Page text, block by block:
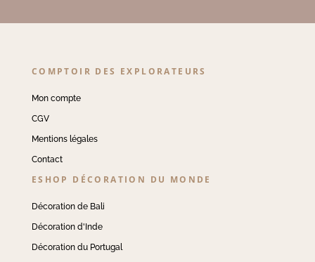
COMPTOIR DES EXPLORATEURS
Mon compte
CGV
Mentions légales
Contact
ESHOP DÉCORATION DU MONDE
Décoration de Bali
Décoration d'Inde
Décoration du Portugal